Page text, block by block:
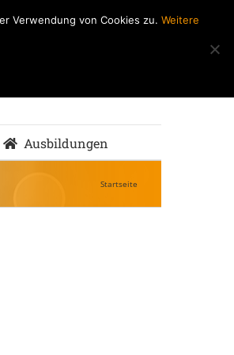
Ausbildungen
Startseite
Verwendung von Cookies zu. Weitere